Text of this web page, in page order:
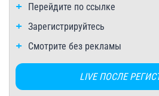
Перейдите по ссылке
Зарегистрируйтесь
Смотрите без рекламы
LIVE ПОСЛЕ